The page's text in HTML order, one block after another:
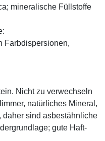
mineralische Füllstoffe
Farbdispersionen,
Nicht zu verwechseln
natürliches Mineral,
sind asbestähnliche
gute Haft-